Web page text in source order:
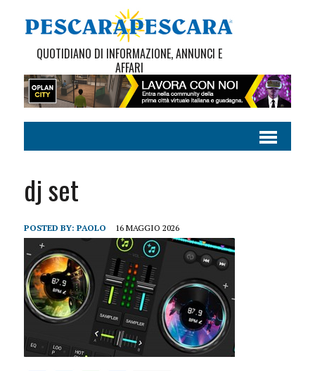
QUOTIDIANO DI INFORMAZIONE, ANNUNCI E
AFFARI
dj set
POSTED BY: PAOLO 16 MAGGIO 2026